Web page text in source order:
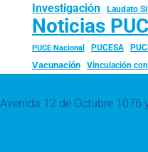
Investigación Laudato
Noticias
PUCE Nacional PUCESA
Vacunación
Vinculación
Avenida 12 de Octubre 1076